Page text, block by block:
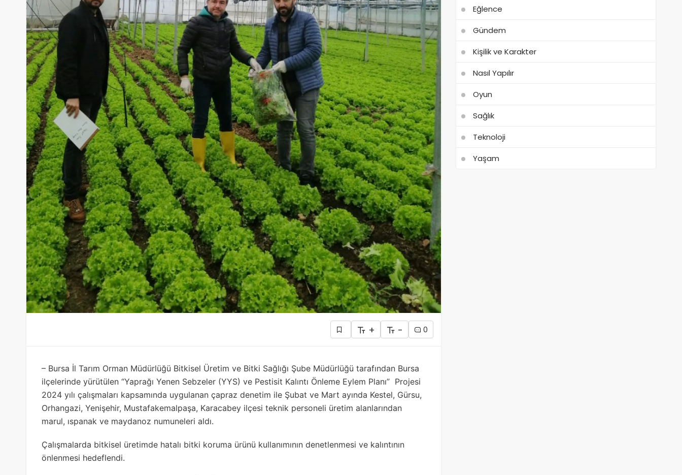
+ - 0
– Bursa İl Tarım Orman Müdürlüğü Bitkisel Üretim ve Bitki Sağlığı Şube Müdürlüğü tarafından Bursa
ilçelerinde yürütülen “Yaprağı Yenen Sebzeler (YYS) ve Pestisit Kalıntı Önleme Eylem Planı” Projesi
2024 yılı çalışmaları kapsamında uygulanan çapraz denetim ile Şubat ve Mart ayında Kestel, Gürsu,
Orhangazi, Yenişehir, Mustafakemalpaşa, Karacabey ilçesi teknik personeli üretim alanlarından
marul, ıspanak ve maydanoz numuneleri aldı.
Çalışmalarda bitkisel üretimde hatalı bitki koruma ürünü kullanımının denetlenmesi ve kalıntının
önlenmesi hedeflendi.
Eğlence
Gündem
Kişilik ve Karakter
Nasıl Yapılır
Oyun
Sağlık
Teknoloji
Yaşam